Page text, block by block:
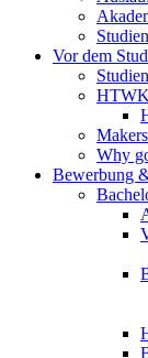
Vor dem
Why
Bewerbung